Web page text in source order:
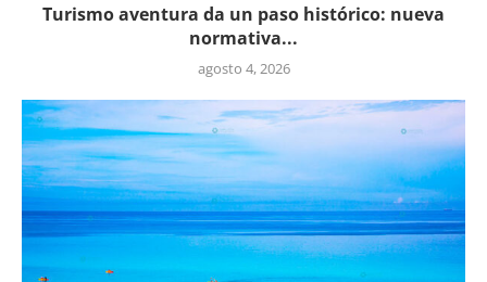
Turismo aventura da un paso histórico: nueva
normativa...
agosto 4, 2026